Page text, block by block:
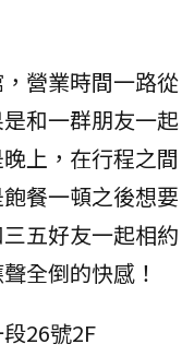
營業時間一路從
和一群朋友一起
上，在行程之間
餐一頓之後想要
五好友一起相約
全倒的快感！
26號2F